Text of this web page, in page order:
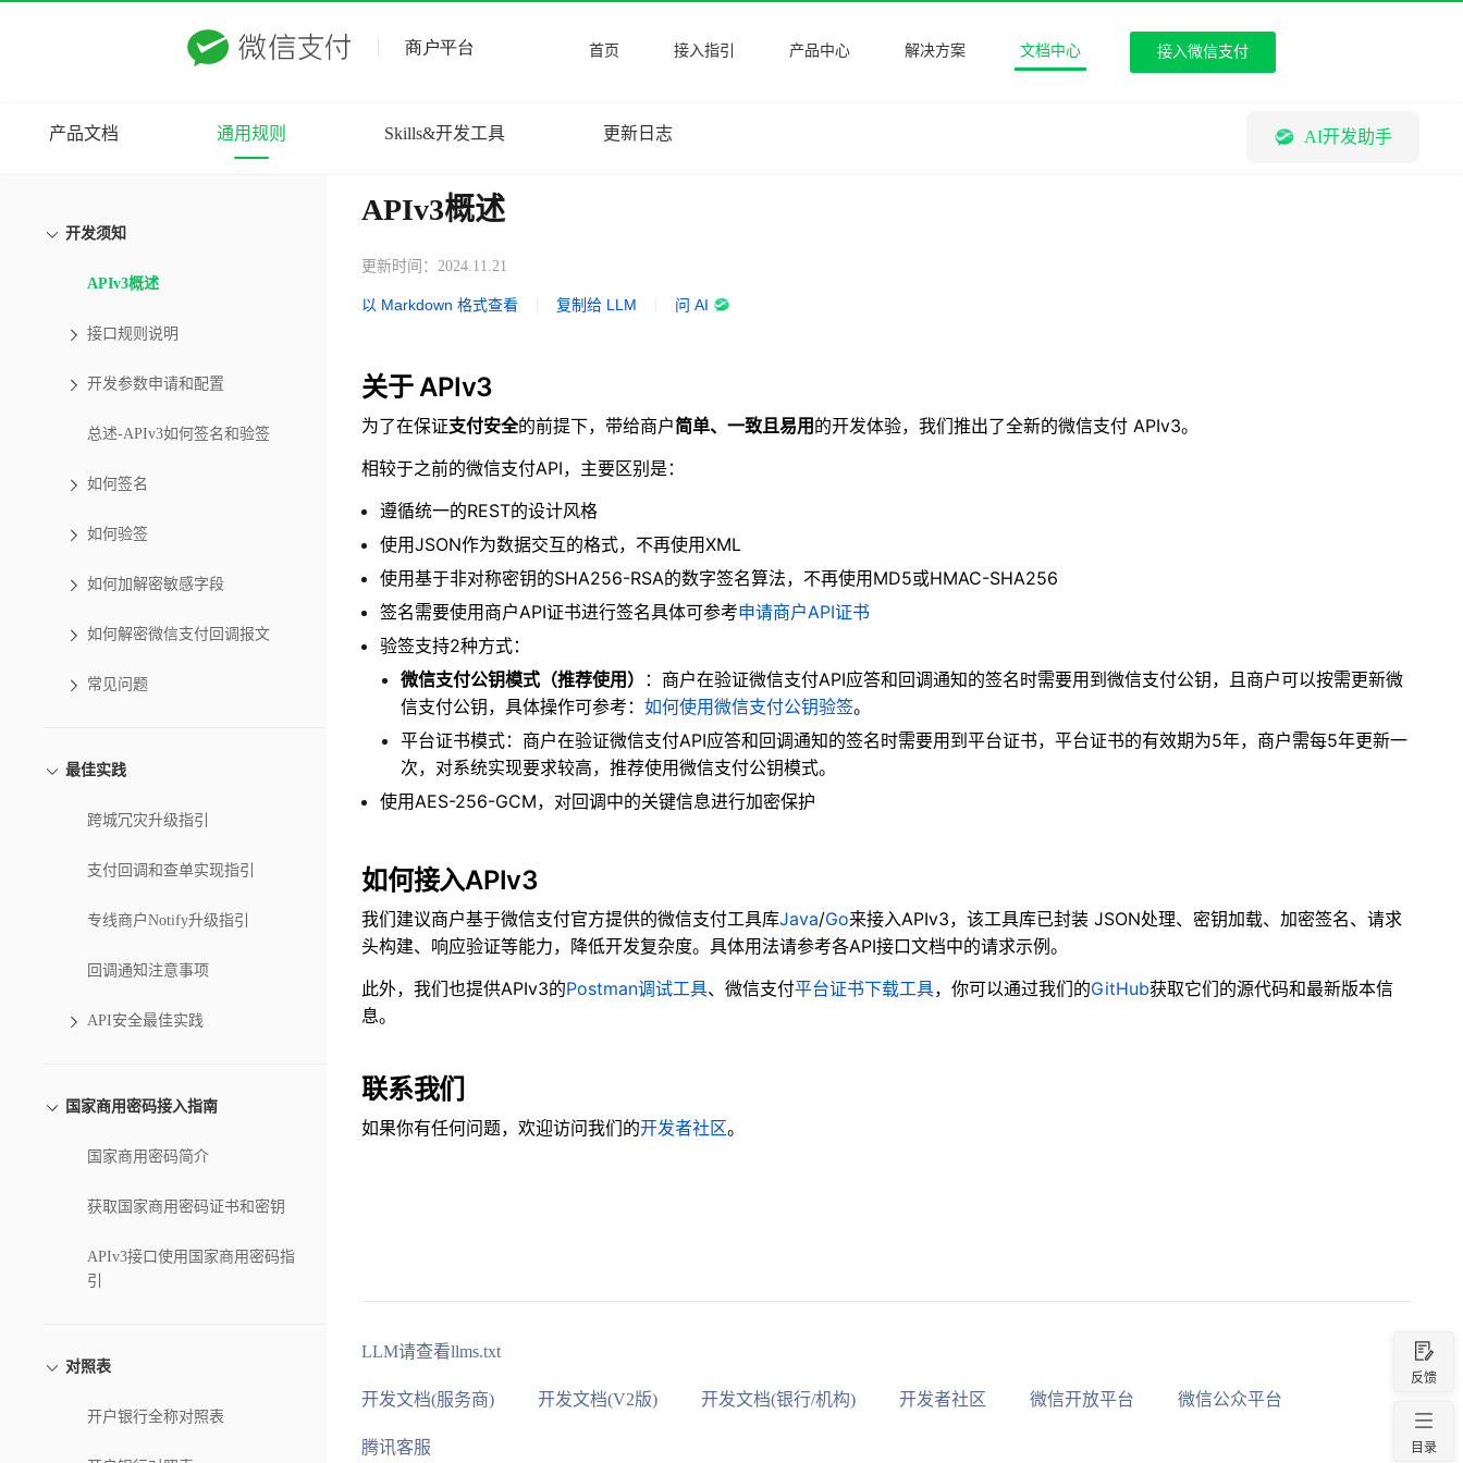
首页 接入指引 产品中心 解决方案 文档中心 接入微信支付
产品文档 通用规则 Skills&开发工具 更新日志 AI开发助手
开发须知
APIv3概述
接口规则说明
开发参数申请和配置
总述-APIv3如何签名和验签
如何签名
如何验签
如何加解密敏感字段
如何解密微信支付回调报文
常见问题
最佳实践
跨城冗灾升级指引
支付回调和查单实现指引
专线商户Notify升级指引
回调通知注意事项
API安全最佳实践
国家商用密码接入指南
国家商用密码简介
获取国家商用密码证书和密钥
APIv3接口使用国家商用密码指
引
对照表
开户银行全称对照表
APIv3概述
更新时间：2024.11.21
以 Markdown 格式查看 复制给 LLM 问 AI
关于 APIv3
为了在保证支付安全的前提下，带给商户简单、一致且易用 的开发体验，我们推出了全新的微信支付 APIv3。
相较于之前的微信支付API，主要区别是：
遵循统一的REST的设计风格
使用JSON作为数据交互的格式，不再使用XML
使用基于非对称密钥的SHA256-RSA的数字签名算法，不再使用MD5或HMAC-SHA256
签名需要使用商户API证书进行签名具体可参考申请商户API证书
验签支持2种方式：
微信支付公钥模式（推荐使用）
： 商户在验证微信支付API应答和回调通知的签名时需要用到微信支付公钥，且商户可以按需更新微
信支付公钥，具体操作可参考： 如何使用微信支付公钥验签。
平台证书模式：商户在验证微信支付API应答和回调通知的签名时需要用到平台证书，平台证书的有效期为5年，商户需每5年更新一
次，对系统实现要求较高，推荐使用微信支付公钥模式。
使用AES-256-GCM，对回调中的关键信息进行加密保护
如何接入APIv3
我们建议商户基于微信支付官方提供的微信支付工具库Java/Go来接入APIv3， 该工具库已封装 JSON处理、密钥加载、加密签名、请求
头构建、响应验证等能力，降低开发复杂度。具体用法请参考各API接口文档中的请求示例。
此外，我们也提供APIv3的Postman调试工具、微信支付平台证书下载工具，你可以通过我们的GitHub获取它们的源代码和最新版本信
息。
联系我们
如果你有任何问题，欢迎访问我们的开发者社区。
LLM请查看llms.txt
开发文档(服务商) 开发文档(V2版) 开发文档(银行/机构) 开发者社区 微信开放平台 微信公众平台
腾讯客服
反馈
目录